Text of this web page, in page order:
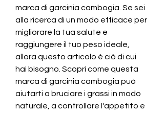
marca di garcinia cambogia. Se sei
alla ricerca di un modo efficace per
migliorare la tua salute e
raggiungere il tuo peso ideale,
allora questo articolo è ciò di cui
hai bisogno. Scopri come questa
marca di garcinia cambogia può
aiutarti a bruciare i grassi in modo
naturale, a controllare l'appetito e